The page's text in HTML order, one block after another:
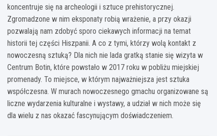
koncentruje się na archeologii i sztuce prehistorycznej.
Zgromadzone w nim eksponaty robią wrażenie, a przy okazji
pozwalają nam zdobyć sporo ciekawych informacji na temat
historii tej części Hiszpanii. A co z tymi, którzy wolą kontakt z
nowoczesną sztuką? Dla nich nie lada gratką stanie się wizyta w
Centrum Botin, które powstało w 2017 roku w pobliżu miejskiej
promenady. To miejsce, w którym najważniejsza jest sztuka
współczesna. W murach nowoczesnego gmachu organizowane są
liczne wydarzenia kulturalne i wystawy, a udział w nich może się
dla wielu z nas okazać fascynującym doświadczeniem.